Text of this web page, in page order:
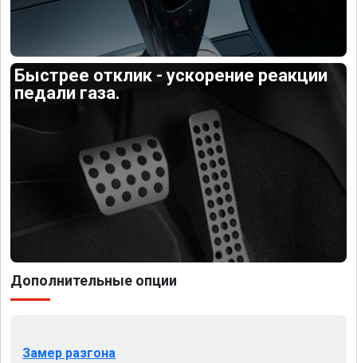
Быстрее отклик - ускорение реакции
педали газа.
Дополнительные опции
Замер разгона